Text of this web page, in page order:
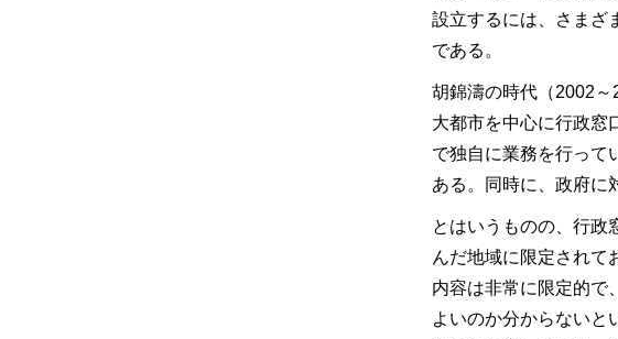
設立するには、さまざ
である。
胡錦濤の時代（2002～
大都市を中心に行政窓
で独自に業務を行って
ある。同時に、政府に
とはいうものの、行政
んだ地域に限定されて
内容は非常に限定的で
よいのか分からないと